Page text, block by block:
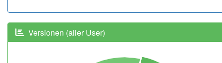
Versionen (aller User)